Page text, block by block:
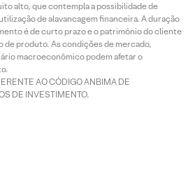
alto, que contempla a possibilidade de
de alavancagem financeira. A duração
é de curto prazo e o patrimônio do cliente
de produto. As condições de mercado,
macroeconômico podem afetar o
AO CÓDIGO ANBIMA DE
DE INVESTIMENTO.